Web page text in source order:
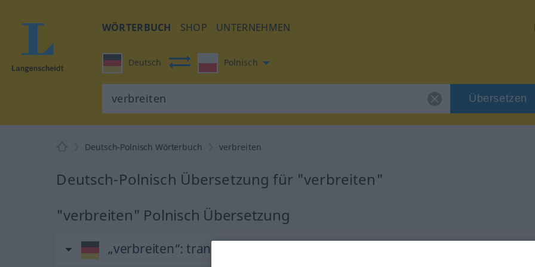
WÖRTERBUCH SHOP UNTERNEHMEN
Deutsch Polnisch
Übersetzen
Deutsch-Polnisch Wörterbuch verbreiten
Deutsch-Polnisch Übersetzung für "verbreiten"
"verbreiten" Polnisch Übersetzung
„verbreiten“: transitives Verb